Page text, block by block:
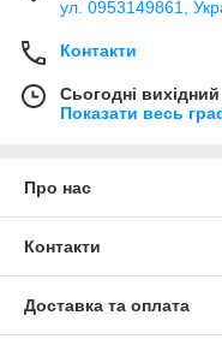
ул. 0953149861,
Контакти
Сьогодні вихідний
Показати весь
Про нас
Контакти
Доставка та оплата